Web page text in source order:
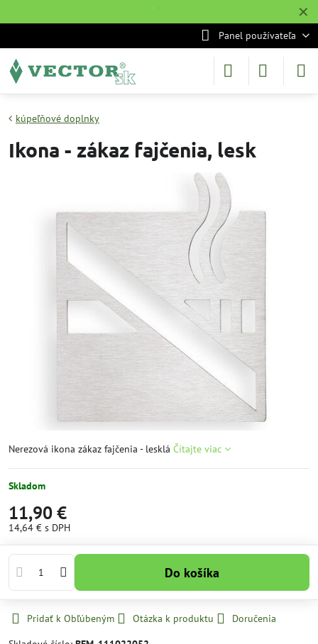
✕
˙
Panel používateľa
kúpeľňové doplnky
Ikona - zákaz fajčenia, lesk
Nerezová ikona zákaz fajčenia - lesklá Čítajte viac
Skladom
11,90 €
14,64 € s DPH
Do košíka
Pridať k Obľúbeným Otázka k produktu
Doručenia